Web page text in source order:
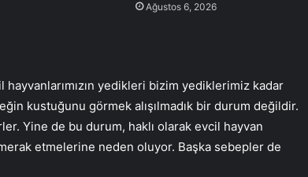
Ağustos 6, 2026
yedikleri bizim yediklerimiz kadar
kustuğunu görmek alışılmadık bir durum değildir.
Yine de bu durum, haklı olarak evcil hayvan
etmelerine neden oluyor. Başka sebepler de